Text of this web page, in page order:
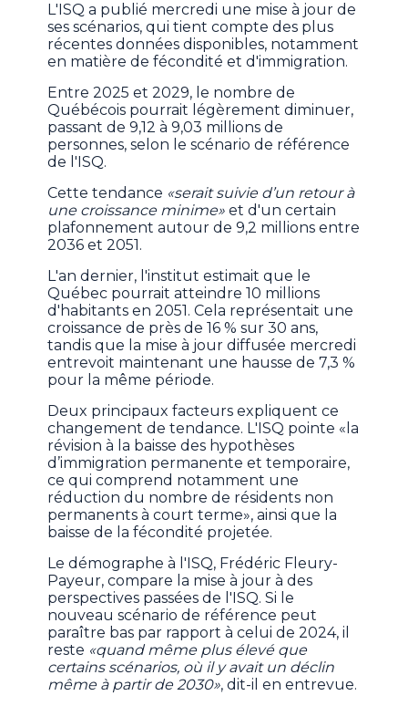
L'ISQ a publié mercredi une mise à jour de
ses scénarios, qui tient compte des plus
récentes données disponibles, notamment
en matière de fécondité et d'immigration.
Entre 2025 et 2029, le nombre de
Québécois pourrait légèrement diminuer,
passant de 9,12 à 9,03 millions de
personnes, selon le scénario de référence
de l'ISQ.
Cette tendance «serait suivie d’un retour à
une croissance minime»et d'un certain
plafonnement autour de 9,2 millions entre
2036 et 2051.
L'an dernier, l'institut estimait que le
Québec pourrait atteindre 10 millions
d'habitants en 2051. Cela représentait une
croissance de près de 16 % sur 30 ans,
tandis que la mise à jour diffusée mercredi
entrevoit maintenant une hausse de 7,3 %
pour la même période.
Deux principaux facteurs expliquent ce
changement de tendance. L'ISQ pointe «la
révision à la baisse des hypothèses
d’immigration permanente et temporaire,
ce qui comprend notamment une
réduction du nombre de résidents non
permanents à court terme», ainsi que la
baisse de la fécondité projetée.
Le démographe à l'ISQ, Frédéric Fleury-
Payeur, compare la mise à jour à des
perspectives passées de l'ISQ. Si le
nouveau scénario de référence peut
paraître bas par rapport à celui de 2024, il
reste «quand même plus élevé que
certains scénarios, où il y avait un déclin
même à partir de 2030», dit-il en entrevue.